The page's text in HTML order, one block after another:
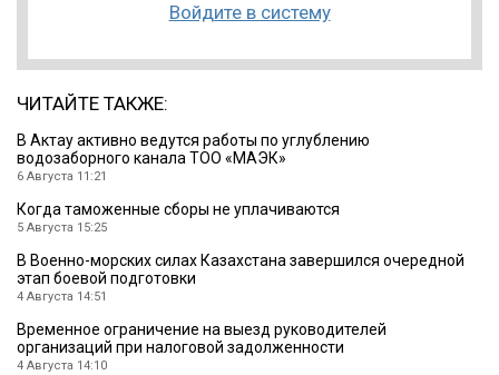
Войдите в систему
ЧИТАЙТЕ ТАКЖЕ:
В Актау активно ведутся работы по углублению
водозаборного канала ТОО «МАЭК»
6 Августа 11:21
Когда таможенные сборы не уплачиваются
5 Августа 15:25
В Военно-морских силах Казахстана завершился очередной
этап боевой подготовки
4 Августа 14:51
Временное ограничение на выезд руководителей
организаций при налоговой задолженности
4 Августа 14:10